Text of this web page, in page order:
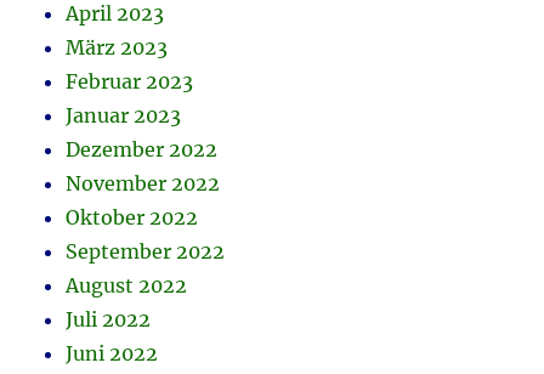
April 2023
März 2023
Februar 2023
Januar 2023
Dezember 2022
November 2022
Oktober 2022
September 2022
August 2022
Juli 2022
Juni 2022